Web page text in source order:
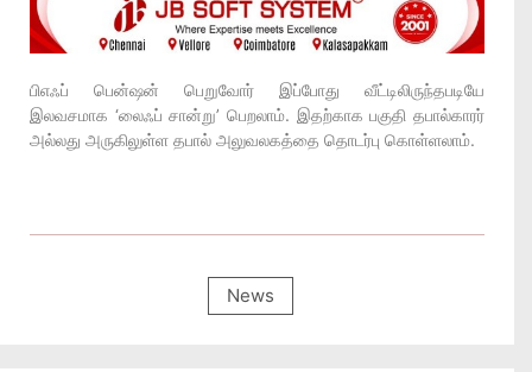
பிஎஃப் பென்ஷன் பெறுவோர் இப்போது வீட்டிலிருந்தபடியே
இலவசமாக ‘லைஃப் சான்று’ பெறலாம். இதற்காக பகுதி தபால்காரர்
அல்லது அருகிலுள்ள தபால் அலுவலகத்தை தொடர்பு கொள்ளலாம்.
News